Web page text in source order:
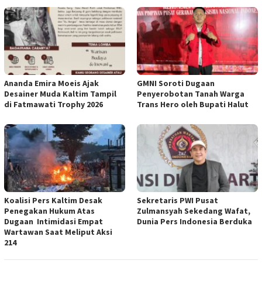
Ananda Emira Moeis Ajak
Desainer Muda Kaltim Tampil
di Fatmawati Trophy 2026
GMNI Soroti Dugaan
Penyerobotan Tanah Warga
Trans Hero oleh Bupati Halut
Koalisi Pers Kaltim Desak
Penegakan Hukum Atas
Dugaan Intimidasi Empat
Wartawan Saat Meliput Aksi
214
Sekretaris PWI Pusat
Zulmansyah Sekedang Wafat,
Dunia Pers Indonesia Berduka